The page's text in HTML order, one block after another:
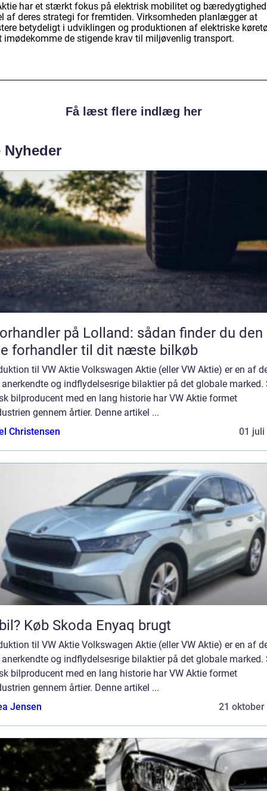
har et stærkt fokus på elektrisk mobilitet og
af deres strategi for fremtiden. Virksomheden planlægger at
betydeligt i udviklingen og produktionen af elektriske
imødekomme de stigende krav til miljøvenlig transport.
Få læst flere indlæg her
Nyheder
på Lolland: sådan finder du den
forhandler til dit næste bilkøb
til VW Aktie Volkswagen Aktie (eller VW Aktie) er en af
og indflydelsesrige bilaktier på det globale marked.
bilproducent med en lang historie har VW Aktie formet
gennem årtier. Denne artikel ...
Christensen
01 juli
Køb Skoda Enyaq brugt
til VW Aktie Volkswagen Aktie (eller VW Aktie) er en af
og indflydelsesrige bilaktier på det globale marked.
bilproducent med en lang historie har VW Aktie formet
gennem årtier. Denne artikel ...
Jensen
21 oktober